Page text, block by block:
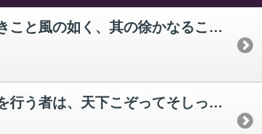
其の疾きこと風の如く、其の徐かなること林の如く、侵掠すること火の如く、動かざること山の如く、知り難きこと陰の如く、動くこと雷震の如し。
天の道を行う者は、天下こぞってそしっても屈しない。 その名を天下こぞって褒めても奢らない